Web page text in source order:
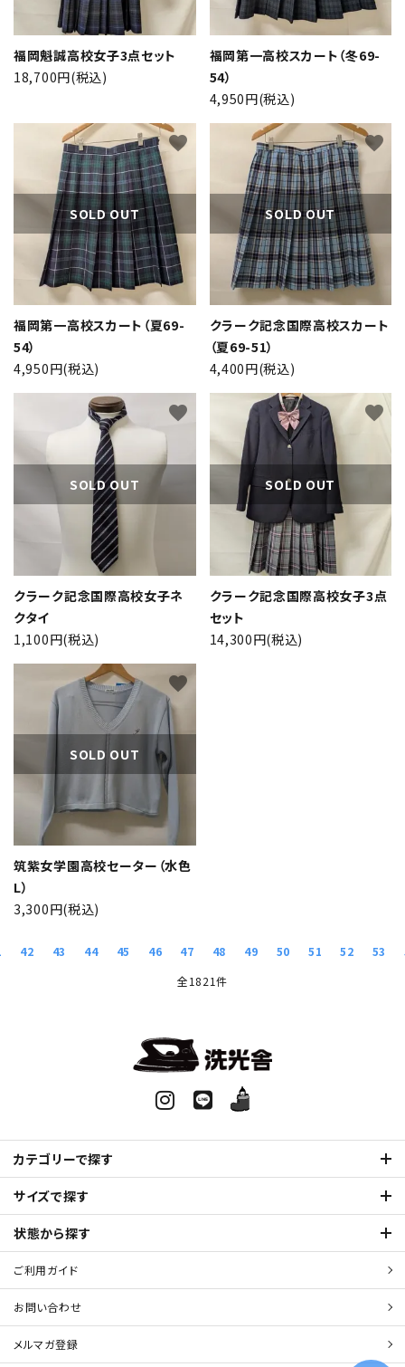
福岡魁誠高校女子3点セット
18,700円(税込)
福岡第一高校スカート（冬69-
54）
4,950円(税込)
SOLD OUT
福岡第一高校スカート（夏69-
54）
4,950円(税込)
favorite
SOLD OUT
クラーク記念国際高校スカート
（夏69-51）
4,400円(税込)
favorite
SOLD OUT
クラーク記念国際高校女子ネ
クタイ
1,100円(税込)
favorite
SOLD OUT
クラーク記念国際高校女子3点
セット
14,300円(税込)
favorite
SOLD OUT
筑紫女学園高校セーター（水色
L）
3,300円(税込)
favorite
42 43 44 45 46 47 48 49 50 51 52 53
全1821件
カテゴリー
検索する
close
カテゴリーで探す
サイズで探す
状態から探す
ご利用ガイド
お問い合わせ
メルマガ登録